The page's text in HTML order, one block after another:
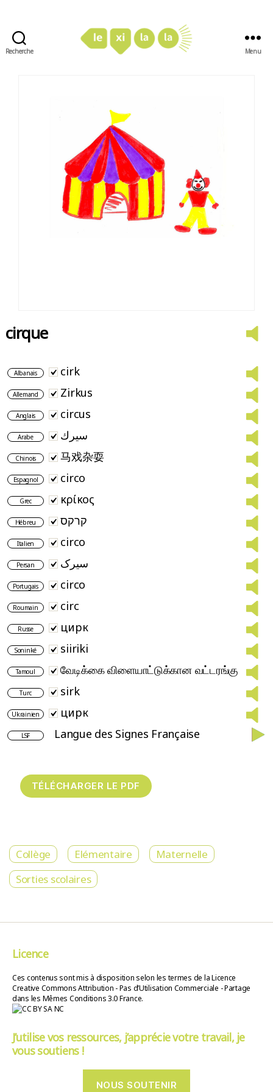
Recherche Menu
cirque
Albanais cirk
Allemand Zirkus
Anglais circus
Arabe سيرك
Chinois 马戏杂耍
Espagnol circo
Grec κρίκος
Hébreu קרקס
Italien circo
Persan سیرک
Portugais circo
Roumain circ
Russe цирк
Soninké siiriki
Tamoul வேடிக்கை விளையாட்டுக்கான வட்டரங்கு
Turc sirk
Ukrainien цирк
LSF Langue des Signes Française
Collège Elémentaire
Maternelle
Sorties scolaires
Licence
Ces contenus sont mis à disposition selon les termes de la Licence
Creative Commons Attribution - Pas d’Utilisation Commerciale - Partage
dans les Mêmes Conditions 3.0 France.
J’utilise vos ressources, j’apprécie votre travail, je
vous soutiens !
NOUS SOUTENIR